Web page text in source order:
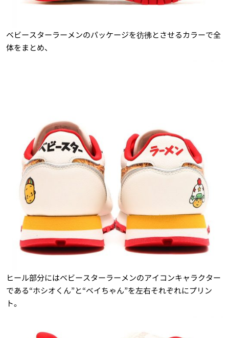
ベビースターラーメンのパッケージを彷彿とさせるカラーで全
体をまとめ、
ヒール部分にはベビースターラーメンのアイコンキャラクター
である“ホシオくん”と“ベイちゃん”を左右それぞれにプリン
ト。